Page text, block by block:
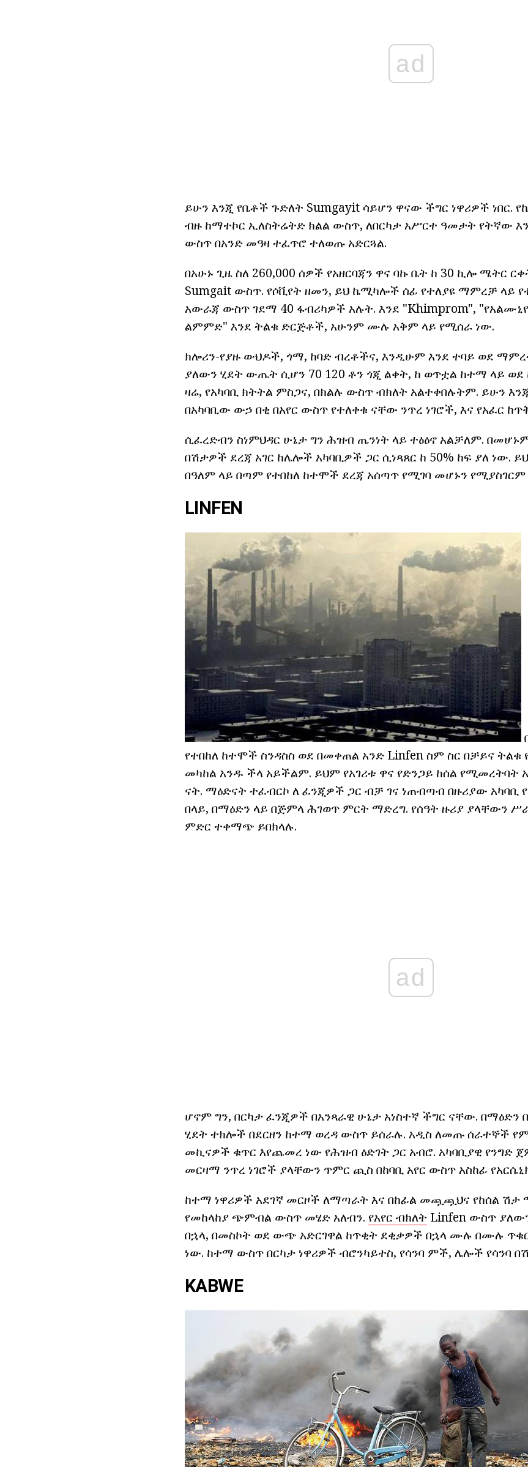
ad
ይሁን እንጂ የቤቶች ጉድለት Sumgayit ሳይሆን ዋናው ችግር ነዋሪዎች
ብዙ ከማተኮር ኢለስትሬትድ ክልል ውስጥ, ለበርካታ አሥርተ ዓመታት የትኛው
ውስጥ በአንድ መዓዛ ተፈጥሮ ተለወጡ አድርጓል.
በአሁኑ ጊዜ ስለ 260,000 ሰዎች የአዘርባጃን ዋና ባኩ ቤት ከ 30 ኪሎ ሜትር
Sumgait ውስጥ. የሶቪየት ዘመን, ይህ ኬሚካሎች ሰፊ የተለያዩ ማምረቻ ላይ
አውራጃ ውስጥ ገደማ 40 ፋብሪካዎች አሉት. እንደ "Khimprom",
ልምምድ" እንደ ትልቁ ድርጅቶች, አሁንም ሙሉ አቅም ላይ የሚሰራ ነው.
ክሎሪን-የያዙ ውህዶች, ጎማ, ከባድ ብረቶችና, እንዲሁም እንደ ተባይ ወደ
ያለውን ሂደት ውጤት ሲሆን 70 120 ቶን ጎጂ ልቀት, ከ ወጥቷል ከተማ ላይ ወደ
ዛሬ, የአካባቢ ክትትል ምስጋና, በክልሉ ውስጥ ብክለት አልተቀበሉትም. ይሁን
በአካባቢው ውኃ በቂ በአየር ውስጥ የተለቀቁ ናቸው ንጥረ ነገሮች, እና የአፈር
ሲፈረድብን ስነምህዳር ሁኔታ ግን ሕዝብ ጤንነት ላይ ተፅዕኖ አልቻለም.
በሽታዎች ደረጃ አገር ከሌሎች አካባቢዎች ጋር ሲነጻጸር ከ 50% ከፍ ያለ ነው.
በዓለም ላይ በጣም የተበከለ ከተሞች ደረጃ አሰጣጥ የሚገባ መሆኑን
LINFEN
የተበከለ ከተሞች ስንዳስስ ወደ በመቀጠል አንድ Linfen ስም ስር በቻይና ትልቁ
መካከል አንዱ ችላ አይችልም. ይህም የአገሪቱ ዋና የድንጋይ ከሰል የሚመረትባት
ናት. ማዕድናት ተፈብርኮ ለ ፈንጂዎች ጋር ብቻ ገና ነጠብጣብ በዙሪያው አካባቢ
በላይ, በማዕድን ላይ በጅምላ ሕገወጥ ምርት ማድረግ. የሰዓት ዙሪያ ያላቸውን ሥራ
ምድር ተቀማጭ ይበክላሉ.
ad
ሆኖም ግን, በርካታ ፈንጂዎች በአንጻራዊ ሁኔታ አነስተኛ ችግር ናቸው. በማዕድን
ሂደት ተክሎች በደርዘን ከተማ ወረዳ ውስጥ ይሰራሉ. አዲስ ለመጡ ሰራተኞች
መኪናዎች ቁጥር እየጨመረ ነው የሕዝብ ዕድገት ጋር አብሮ. አካባቢያዊ የንግድ
መርዛማ ንጥረ ነገሮች ያላቸውን ጥምር ጪስ በከባቢ አየር ውስጥ አስከፊ
ከተማ ነዋሪዎች አደገኛ መርዞች ለማጣራት እና በከፊል መጯጯህና የከሰል ሽታ
የመከላከያ ጭምብል ውስጥ መሄድ አለብን. የአየር ብክለት Linfen ውስጥ
በኋላ, በመስኮት ወደ ውጭ አድርገዋል ከጥቂት ደቂቃዎች በኋላ ሙሉ በሙሉ
ነው. ከተማ ውስጥ በርካታ ነዋሪዎች ብሮንካይተስ, የሳንባ ምች, ሌሎች የሳንባ
KABWE